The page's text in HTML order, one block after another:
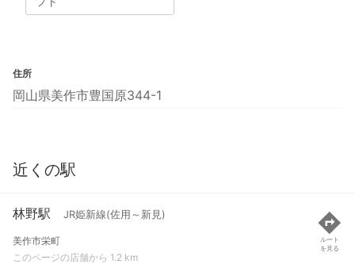
住所
岡山県美作市豊国原344-1
近くの駅
林野駅 JR姫新線(佐用～新見)
美作市栄町
このページの店舗から 1.2 km
ルート
を見る